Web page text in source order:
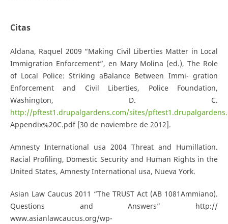
Citas
Aldana, Raquel 2009 “Making Civil Liberties Matter in Local
Immigration Enforcement”, en Mary Molina (ed.), The Role
of Local Police: Striking aBalance Between Immi- gration
Enforcement and Civil Liberties, Police Foundation,
Washington, D. C.
http://pftest1.drupalgardens.com/sites/
Appendix%20C.pdf [30 de noviembre de 2012].
Amnesty International usa 2004 Threat and Humillation.
Racial Profiling, Domestic Security and Human Rights in the
United States, Amnesty International usa, Nueva York.
Asian Law Caucus 2011 “The TRUST Act (AB 1081­Ammiano).
Questions and Answers” http://
www.asianlawcaucus.org/wp­